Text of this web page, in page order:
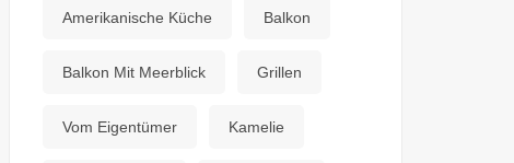
Amerikanische Küche Balkon
Balkon Mit Meerblick Grillen
Vom Eigentümer Kamelie